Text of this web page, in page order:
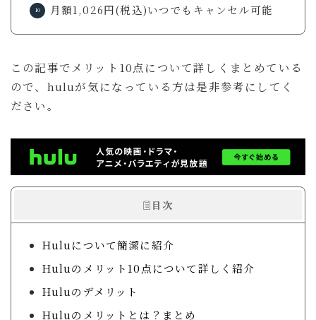
ガジェット・モノ 旅行記 暮らし
るいとー
ガジェットで暮らしを整えていくブログ「ルイデント」
の著者。 実際に使ってよかったアイテムや、旅・日常
の中で役立ったモノ・体験を、リアルで正直な視点で紹
介しています。 趣味はガジェット集め、旅行、音楽・
X Instagram
YouTube
月額1,026円(税込)いつでもキャンセル可能
この記事でメリット10点について詳しくまとめている
ので、huluが気になっている方は是非参考にしてく
ださい。
目次
Huluについて簡潔に紹介
Huluのメリット10点について詳しく紹介
Huluのデメリット
Huluのメリットとは？まとめ